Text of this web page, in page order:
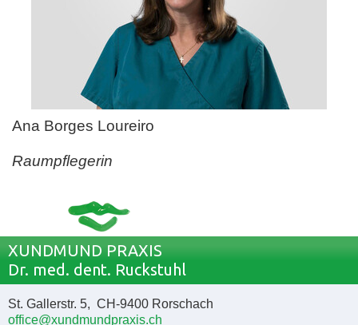
Ana Borges Loureiro
Raumpflegerin
XUNDMUND PRAXIS
Dr. med. dent. Ruckstuhl
St. Gallerstr. 5, CH-9400 Rorschach
office@xundmundpraxis.ch